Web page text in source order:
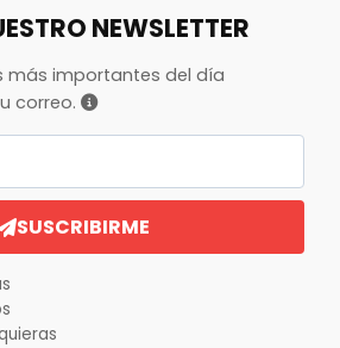
NEWSLETTER
más importantes del día
correo.
SUSCRIBIRME